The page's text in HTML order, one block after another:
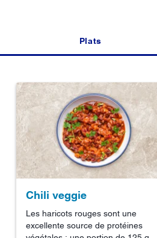
Plats
Chili veggie
Les haricots rouges sont une
excellente source de protéines